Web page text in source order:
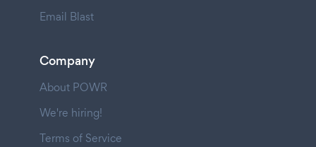
Email Blast
Company
About POWR
We're hiring!
Terms of Service